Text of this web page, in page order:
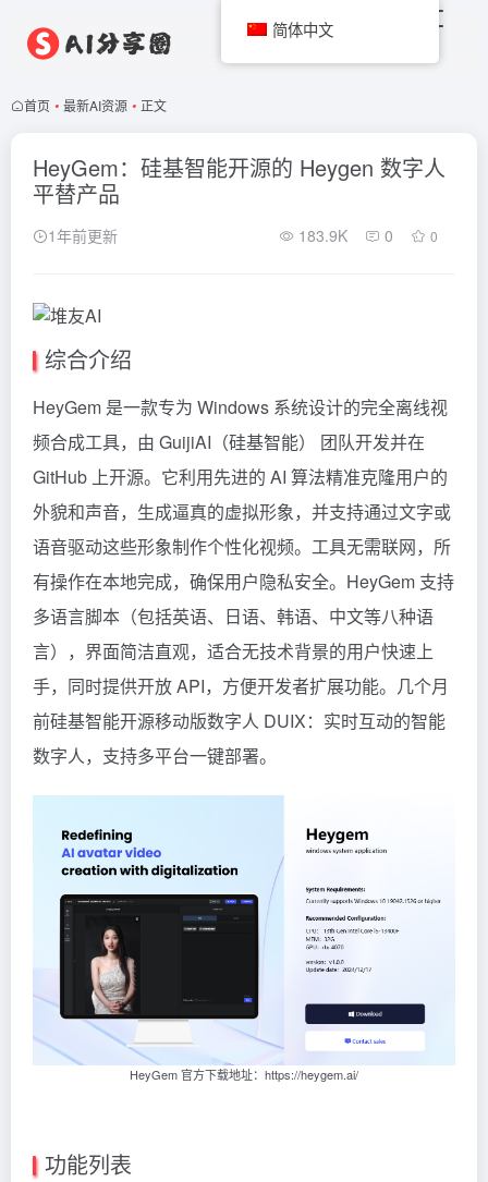
首页 • 最新AI资源 • 正文
HeyGem：硅基智能开源的 Heygen 数字人
平替产品
1年前更新 183.9K 0 0
综合介绍
HeyGem 是一款专为 Windows 系统设计的完全离线视
频合成工具，由 GuijiAI（硅基智能） 团队开发并在
GitHub 上开源。它利用先进的 AI 算法精准克隆用户的
外貌和声音，生成逼真的虚拟形象，并支持通过文字或
语音驱动这些形象制作个性化视频。工具无需联网，所
有操作在本地完成，确保用户隐私安全。HeyGem 支持
多语言脚本（包括英语、日语、韩语、中文等八种语
言），界面简洁直观，适合无技术背景的用户快速上
手，同时提供开放 API，方便开发者扩展功能。几个月
前硅基智能开源移动版数字人 DUIX：实时互动的智能
数字人，支持多平台一键部署。
HeyGem 官方下载地址：https://heygem.ai/
功能列表
简体中文